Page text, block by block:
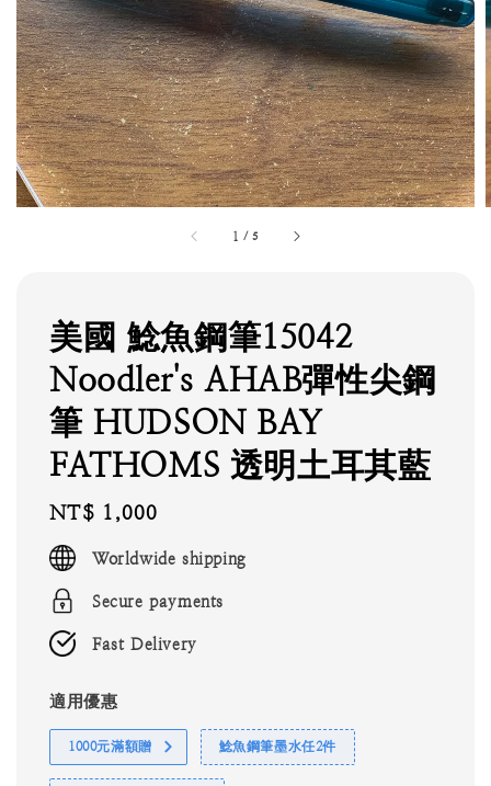
1 /5
美國 鯰魚鋼筆15042
Noodler's AHAB彈性尖鋼
筆 HUDSON BAY
FATHOMS 透明土耳其藍
Regular
price
NT$ 1,000
Worldwide shipping
Secure payments
Fast Delivery
適用優惠
1000元滿額贈 鯰魚鋼筆墨水任2件